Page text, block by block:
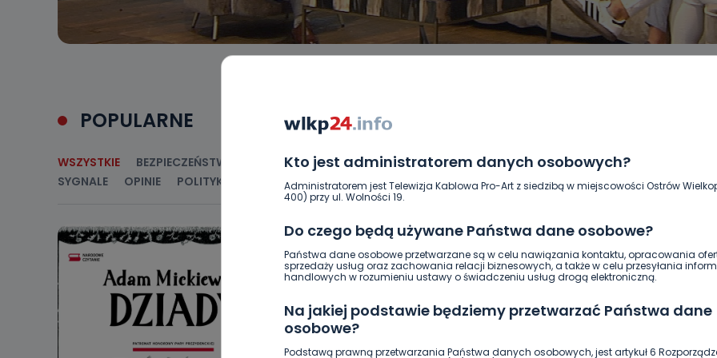
Kto jest administratorem danych osobowych?
Administratorem jest Telewizja Kablowa Pro-Art z siedzibą w miejscowości Ostrów
400) przy ul. Wolności 19.
Do czego będą używane Państwa dane osobowe?
Państwa dane osobowe przetwarzane są w celu nawiązania kontaktu, opracowania
sprzedaży usług oraz zachowania relacji biznesowych, a także w celu przesyłania
handlowych w rozumieniu ustawy o świadczeniu usług drogą elektroniczną.
Na jakiej podstawie będziemy przetwarzać Państwa dane
osobowe?
Podstawą prawną przetwarzania Państwa danych osobowych, jest artykuł 6
POPULARNE
WSZYSTKIE BEZPIECZEŃSTWO CIEKAWOSTKI EDUKACJA GOSPODARKA I FINANSE HISTORIA
SYGNALE
OPINIE POLITYKA RELIGIA SAMORZĄD ŚRODOWISKO WASZE INFO WSZYSTKICH ŚWIĘTYCH